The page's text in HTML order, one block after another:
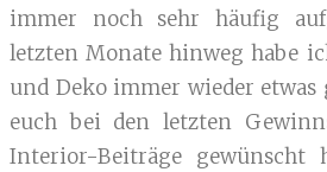
immer noch sehr häufig
letzten Monate hinweg habe
und Deko immer wieder etwas
euch bei den letzten
Interior-Beiträge gewünscht